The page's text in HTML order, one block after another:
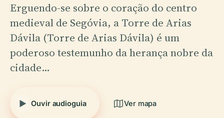
Erguendo-se sobre o coração do centro
medieval de Segóvia, a Torre de Arias
Dávila (Torre de Arias Dávila) é um
poderoso testemunho da herança nobre da
cidade…
Ouvir audioguia Ver mapa